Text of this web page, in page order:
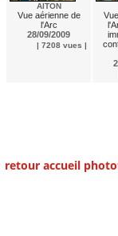
AITON
Vue aérienne de
l'Arc
28/09/2009
| 7208 vues |
retour accueil